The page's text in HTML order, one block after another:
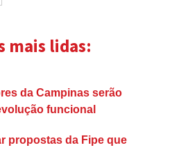
mais lidas:
da Campinas serão
funcional
propostas da Fipe que